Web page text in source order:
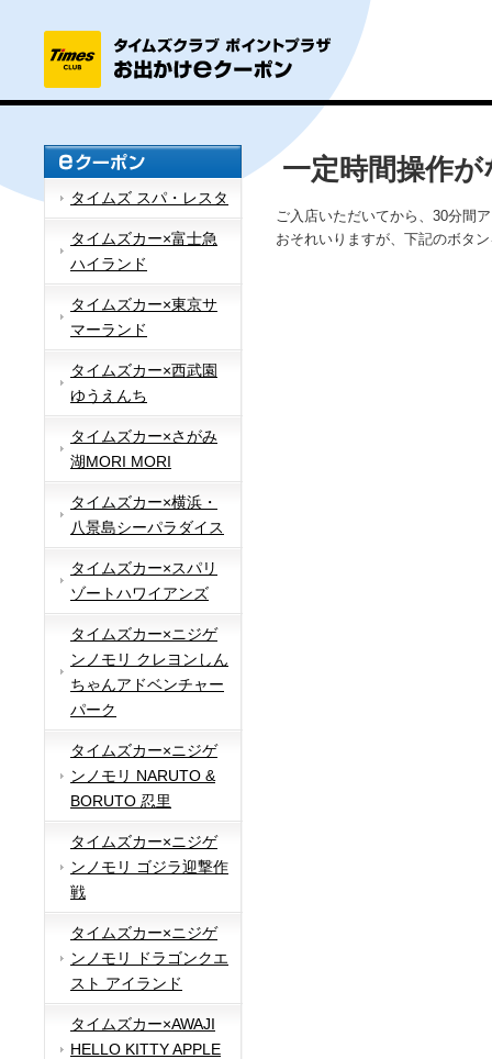
タイムズ スパ・レスタ
タイムズカー×富士急
ハイランド
タイムズカー×東京サ
マーランド
タイムズカー×西武園
ゆうえんち
タイムズカー×さがみ
湖MORI MORI
タイムズカー×横浜・
八景島シーパラダイス
タイムズカー×スパリ
ゾートハワイアンズ
タイムズカー×ニジゲ
ンノモリ クレヨンしん
ちゃんアドベンチャー
パーク
タイムズカー×ニジゲ
ンノモリ NARUTO &
BORUTO 忍里
タイムズカー×ニジゲ
ンノモリ ゴジラ迎撃作
戦
タイムズカー×ニジゲ
ンノモリ ドラゴンクエ
スト アイランド
タイムズカー×AWAJI
HELLO KITTY APPLE
一定時間操作
ご入店いただいてから、30分間
おそれいりますが、下記のボタ